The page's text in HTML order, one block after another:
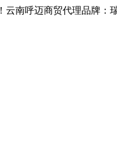
！云南呼迈商贸代理品牌